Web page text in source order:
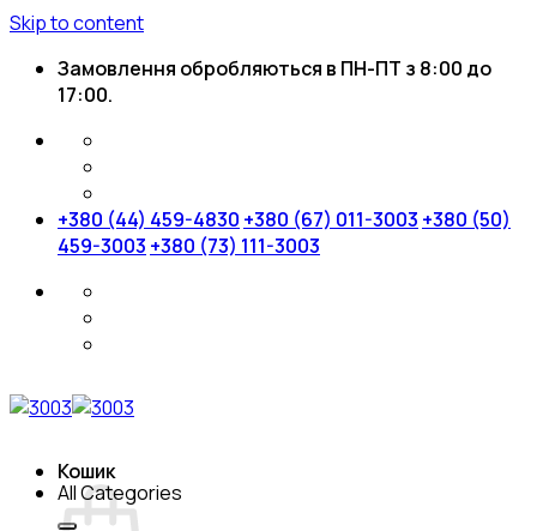
Skip to content
Замовлення обробляються в ПН-ПТ з 8:00 до
17:00.
+380 (44) 459-4830 +380 (67) 011-3003 +380 (50)
459-3003 +380 (73) 111-3003
Кошик
All Categories